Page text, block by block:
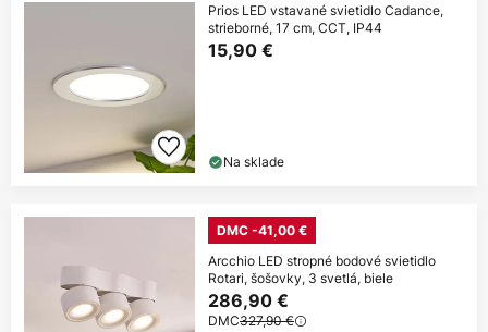
Prios LED vstavané svietidlo Cadance,
strieborné, 17 cm, CCT, IP44
15,90 €
Na sklade
DMC -41,00 €
Arcchio LED stropné bodové svietidlo
Rotari, šošovky, 3 svetlá, biele
286,90 €
DMC327,90 €